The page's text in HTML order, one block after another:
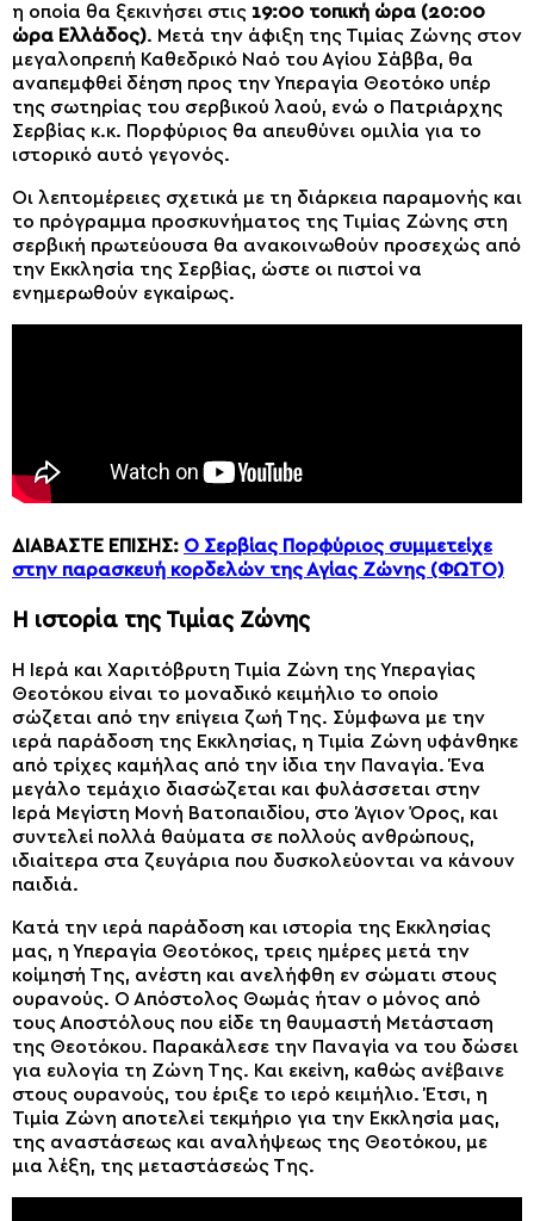
η οποία θα ξεκινήσει στις 19:00 τοπική ώρα (20:00
ώρα Ελλάδος). Μετά την άφιξη της Τιμίας Ζώνης στον
μεγαλοπρεπή Καθεδρικό Ναό του Αγίου Σάββα, θα
αναπεμφθεί δέηση προς την Υπεραγία Θεοτόκο υπέρ
της σωτηρίας του σερβικού λαού, ενώ ο Πατριάρχης
Σερβίας κ.κ. Πορφύριος θα απευθύνει ομιλία για το
ιστορικό αυτό γεγονός.
Οι λεπτομέρειες σχετικά με τη διάρκεια παραμονής και
το πρόγραμμα προσκυνήματος της Τιμίας Ζώνης στη
σερβική πρωτεύουσα θα ανακοινωθούν προσεχώς από
την Εκκλησία της Σερβίας, ώστε οι πιστοί να
ενημερωθούν εγκαίρως.
ΔΙΑΒΑΣΤΕ ΕΠΙΣΗΣ: Ο Σερβίας Πορφύριος συμμετείχε
στην παρασκευή κορδελών της Αγίας Ζώνης (ΦΩΤΟ)
Η ιστορία της Τιμίας Ζώνης
Η Ιερά και Χαριτόβρυτη Τιμία Ζώνη της Υπεραγίας
Θεοτόκου είναι το μοναδικό κειμήλιο το οποίο
σώζεται από την επίγεια ζωή Της. Σύμφωνα με την
ιερά παράδοση της Εκκλησίας, η Τιμία Ζώνη υφάνθηκε
από τρίχες καμήλας από την ίδια την Παναγία. Ένα
μεγάλο τεμάχιο διασώζεται και φυλάσσεται στην
Ιερά Μεγίστη Μονή Βατοπαιδίου, στο Άγιον Όρος, και
συντελεί πολλά θαύματα σε πολλούς ανθρώπους,
ιδιαίτερα στα ζευγάρια που δυσκολεύονται να κάνουν
παιδιά.
Κατά την ιερά παράδοση και ιστορία της Εκκλησίας
μας, η Υπεραγία Θεοτόκος, τρεις ημέρες μετά την
κοίμησή Της, ανέστη και ανελήφθη εν σώματι στους
ουρανούς. Ο Απόστολος Θωμάς ήταν ο μόνος από
τους Αποστόλους που είδε τη θαυμαστή Μετάσταση
της Θεοτόκου. Παρακάλεσε την Παναγία να του δώσει
για ευλογία τη Ζώνη Της. Και εκείνη, καθώς ανέβαινε
στους ουρανούς, του έριξε το ιερό κειμήλιο. Έτσι, η
Τιμία Ζώνη αποτελεί τεκμήριο για την Εκκλησία μας,
της αναστάσεως και αναλήψεως της Θεοτόκου, με
μια λέξη, της μεταστάσεώς Της.